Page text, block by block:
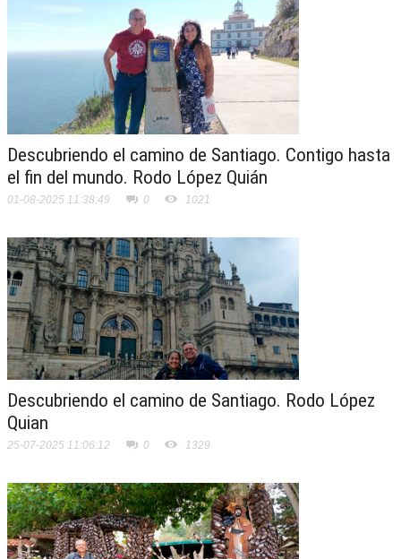
Descubriendo el camino de Santiago. Contigo hasta
el fin del mundo. Rodo López Quián
01-08-2025 11:38:49 0 1021
Descubriendo el camino de Santiago. Rodo López
Quian
25-07-2025 11:06:12 0 1329